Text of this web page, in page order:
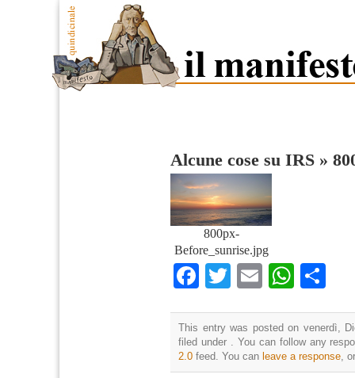
Alcune cose su IRS »
800px-
Before_sunrise.jpg
Facebook
TwitterEmail
This entry was posted on venerdì,
filed under . You can follow any
2.0 feed. You can leave a response ,